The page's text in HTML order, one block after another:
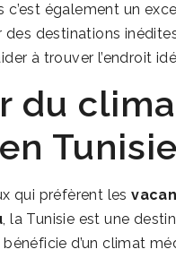
c’est également un
des destinations
à trouver l’endroit
du
qui préfèrent les
, la Tunisie est une
bénéficie d’un climat